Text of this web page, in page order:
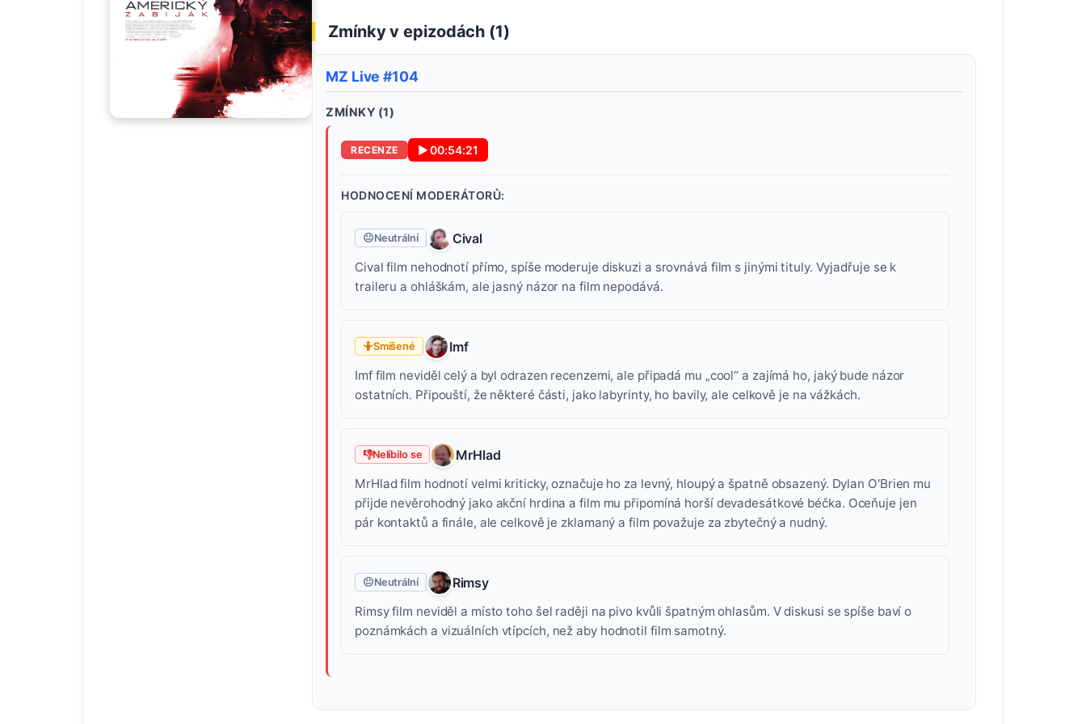
Zmínky v epizodách (1)
MZ Live #104
ZMÍNKY (1)
RECENZE ▶00:54:21
HODNOCENÍ MODERÁTORŮ:
😐Neutrální Cival
Cival film nehodnotí přímo, spíše moderuje diskuzi a srovnává film s jinými tituly. Vyjadřuje se k
traileru a ohláškám, ale jasný názor na film nepodává.
🤷Smíšené Imf
Imf film neviděl celý a byl odrazen recenzemi, ale připadá mu „cool“ a zajímá ho, jaký bude názor
ostatních. Připouští, že některé části, jako labyrinty, ho bavily, ale celkově je na vážkách.
👎Nelíbilo se MrHlad
MrHlad film hodnotí velmi kriticky, označuje ho za levný, hloupý a špatně obsazený. Dylan O'Brien mu
přijde nevěrohodný jako akční hrdina a film mu připomíná horší devadesátkové béčka. Oceňuje jen
pár kontaktů a finále, ale celkově je zklamaný a film považuje za zbytečný a nudný.
😐Neutrální Rimsy
Rimsy film neviděl a místo toho šel raději na pivo kvůli špatným ohlasům. V diskusi se spíše baví o
poznámkách a vizuálních vtípcích, než aby hodnotil film samotný.